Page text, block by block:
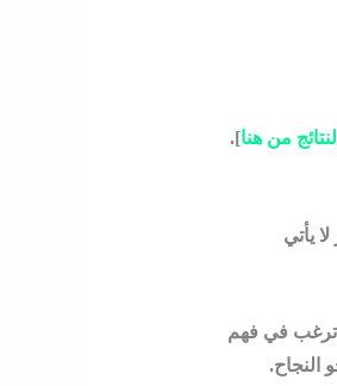
من هنا].
يأتي
ترغب في فهم
النجاح.